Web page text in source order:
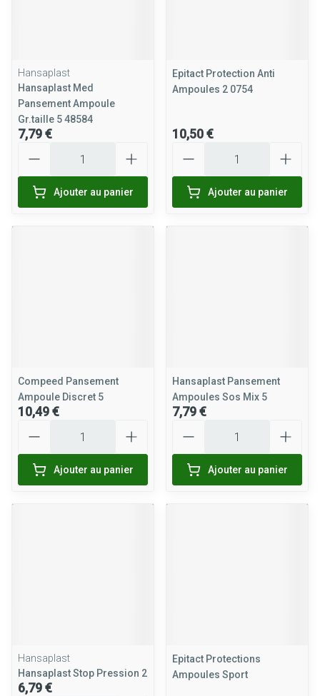
Hansaplast
Hansaplast Med
Pansement Ampoule
Gr.taille 5 48584
7,79 €
Ajouter au panier
Epitact Protection Anti
Ampoules 2 0754
10,50 €
Ajouter au panier
Compeed Pansement
Ampoule Discret 5
10,49 €
Ajouter au panier
Hansaplast Pansement
Ampoules Sos Mix 5
7,79 €
Ajouter au panier
Hansaplast
Hansaplast Stop Pression 2
6,79 €
Epitact Protections
Ampoules Sport